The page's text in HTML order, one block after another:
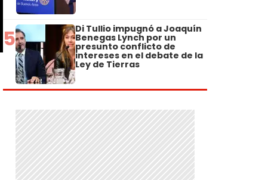
5 Di Tullio impugnó a Joaquín
Benegas Lynch por un
presunto conflicto de
intereses en el debate de la
Ley de Tierras